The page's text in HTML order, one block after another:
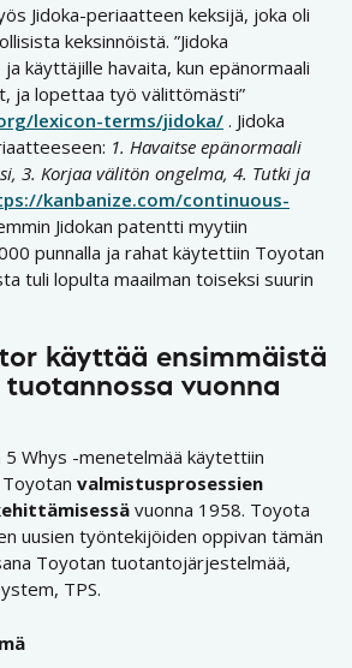
Jidoka-periaatteen keksijä, joka oli
keksinnöistä. ”Jidoka
käyttäjille havaita, kun epänormaali
ja lopettaa työ välittömästi”
lexicon-terms/jidoka/ . Jidoka
1. Havaitse epänormaali
3. Korjaa välitön ongelma, 4. Tutki ja
kanbanize.com/continuous-
Jidokan patentti myytiin
punnalla ja rahat käytettiin Toyotan
tuli lopulta maailman toiseksi suurin
käyttää ensimmäistä
tuotannossa vuonna
Whys -menetelmää käytettiin
valmistusprosessien
vuonna 1958. Toyota
uusien työntekijöiden oppivan tämän
Toyotan tuotantojärjestelmää,
TPS.